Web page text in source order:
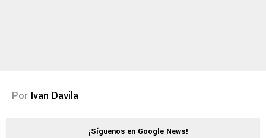
Por Ivan Davila
¡Síguenos en Google News!